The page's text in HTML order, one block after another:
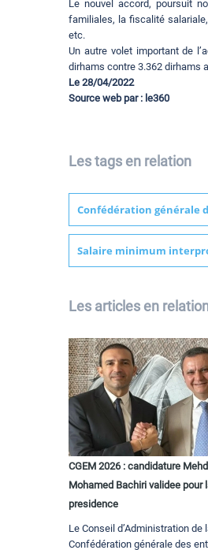
Le nouvel accord, poursuit
familiales, la fiscalité
etc.
Un autre volet important de
dirhams contre 3.362 dirhams
Le 28/04/2022
Source web par : le360
Les tags en relation
Confédération générale
Salaire minimum
Les articles en
CGEM 2026 : candidature
Mohamed Bachiri validee pour
presidence
Le Conseil d’Administration de
Confédération générale des